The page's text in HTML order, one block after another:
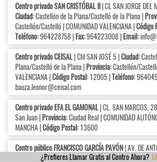
¿Prefieres Llamar Gratis al Centro Ahora?
Centro privado SAN CRISTÓBAL II| CL SAN JORGE
Ciudad:Castellón de la Plana/Castelló de la Plana |
Castellón/Castelló | COMUNIDAD VALENCIANA |Código
Teléfono:964228758 |Fax:964223008 |Email:
Centro privado CEISAL| CM SAN JOSÉ 5 |Ciudad:
Plana/Castelló de la Plana |Provincia:Castellón/
VALENCIANA |Código Postal:12005 |Teléfono:
bauza.leonor@ceisal.com
Centro privado EFA EL GAMONAL| CL. SAN MARCOS,
San Juan |Provincia:Ciudad Real | COMUNIDAD
MANCHA |Código Postal:13600
Centro público FRANCISCO GARCÍA PAVÓN| AV. DE
Tomelloso |Provincia:Ciudad Real |